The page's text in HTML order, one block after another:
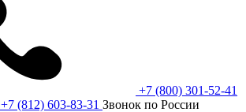
+7 (800) 301-52-41
+7 (812) 603-83-31 Звонок по России